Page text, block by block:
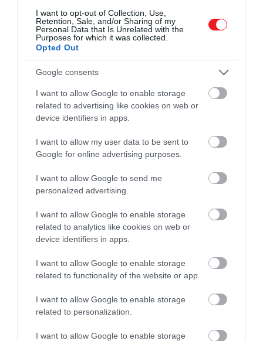
I want to opt-out of Collection, Use,
Retention, Sale, and/or Sharing of my
Personal Data that Is Unrelated with the
Purposes for which it was collected.
Opted Out
Google consents
I want to allow Google to enable storage
related to advertising like cookies on web or
device identifiers in apps.
I want to allow my user data to be sent to
Google for online advertising purposes.
I want to allow Google to send me
personalized advertising.
I want to allow Google to enable storage
related to analytics like cookies on web or
device identifiers in apps.
I want to allow Google to enable storage
related to functionality of the website or app.
I want to allow Google to enable storage
related to personalization.
I want to allow Google to enable storage
Míg a helyiek már-már természetesnek
veszik lakóhelyük gyönyörű
metróállomásait, addig a turistáknak
külön látványosságot jelentenek ezek.
Némelyik csillogó palotára vagy kortárs
helyszínek a történelem és a helyi kultúra
igazi lenyomataként szolgálnak. Alább…
6 város, ahol lépten-nyomon
lenyűgöző
metróállomásokba…
HAMU ÉS GYÉMÁNT